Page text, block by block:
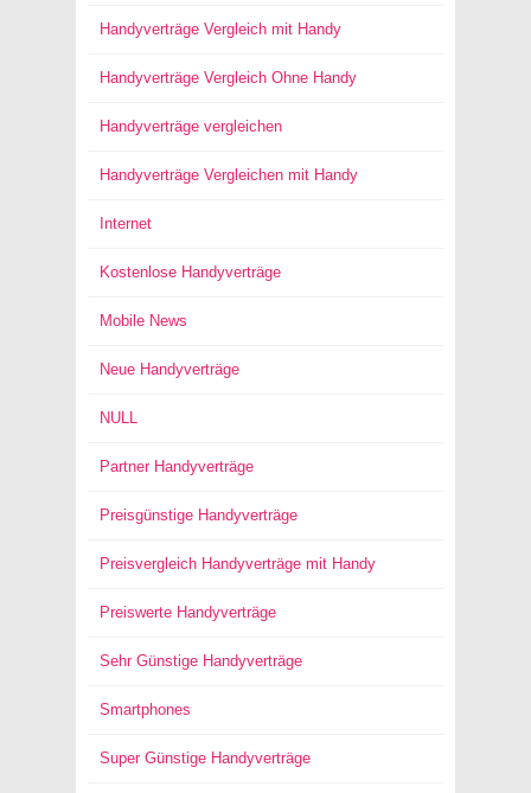
Handyverträge Vergleich mit Handy
Handyverträge Vergleich Ohne Handy
Handyverträge vergleichen
Handyverträge Vergleichen mit Handy
Internet
Kostenlose Handyverträge
Mobile News
Neue Handyverträge
NULL
Partner Handyverträge
Preisgünstige Handyverträge
Preisvergleich Handyverträge mit Handy
Preiswerte Handyverträge
Sehr Günstige Handyverträge
Smartphones
Super Günstige Handyverträge